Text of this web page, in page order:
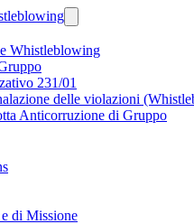
Whistleblowing
231/01
delle violazioni
Anticorruzione di Gruppo
di Missione